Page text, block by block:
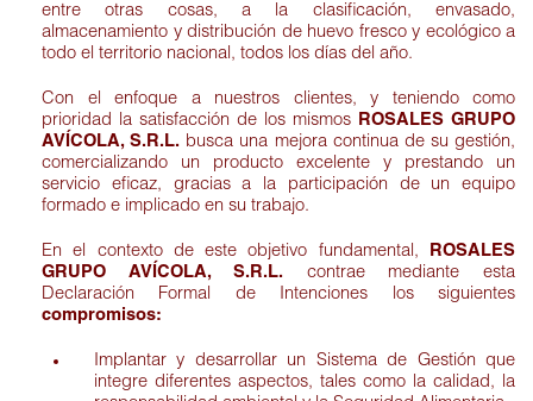
entre otras cosas, a la clasificación, envasado,
almacenamiento y distribución de huevo fresco y ecológico a
todo el territorio nacional, todos los días del año.
Con el enfoque a nuestros clientes, y teniendo como
prioridad la satisfacción de los mismos ROSALES GRUPO
AVÍCOLA, S.R.L. busca una mejora continua de su gestión,
comercializando un producto excelente y prestando un
servicio eficaz, gracias a la participación de un equipo
formado e implicado en su trabajo.
En el contexto de este objetivo fundamental, ROSALES
GRUPO AVÍCOLA, S.R.L. contrae mediante esta
Declaración Formal de Intenciones los siguientes
compromisos:
Implantar y desarrollar un Sistema de Gestión que
integre diferentes aspectos, tales como la calidad, la